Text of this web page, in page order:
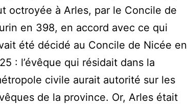
octroyée à Arles, par le Concile de
en 398, en accord avec ce qui
été décidé au Concile de Nicée en
: l’évêque qui résidait dans la
civile aurait autorité sur les
de la province. Or, Arles était